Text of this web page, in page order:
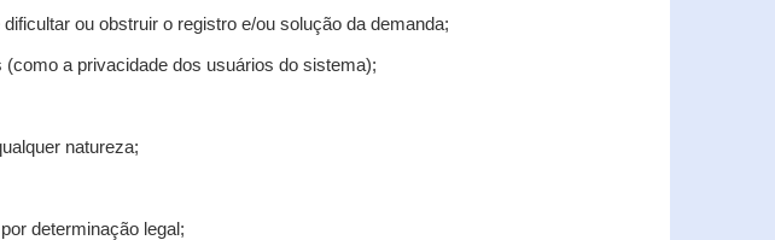
ou obstruir o registro e/ou solução da demanda;
a privacidade dos usuários do sistema);
natureza;
determinação legal;